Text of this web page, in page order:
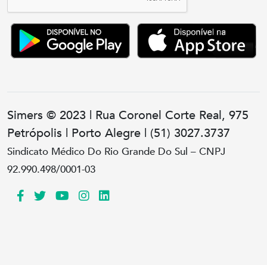
Simers © 2023 | Rua Coronel Corte Real, 975
Petrópolis | Porto Alegre | (51) 3027.3737
Sindicato Médico Do Rio Grande Do Sul – CNPJ
92.990.498/0001-03